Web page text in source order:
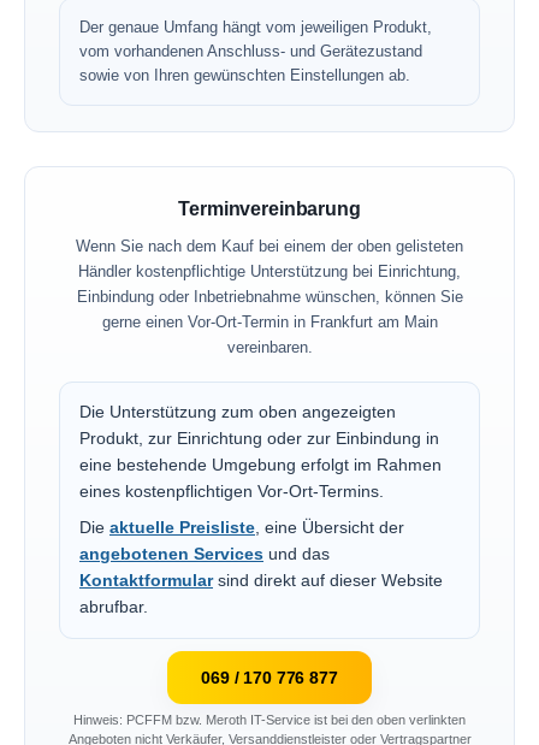
Der genaue Umfang hängt vom jeweiligen Produkt,
vom vorhandenen Anschluss- und Gerätezustand
sowie von Ihren gewünschten Einstellungen ab.
Terminvereinbarung
Wenn Sie nach dem Kauf bei einem der oben gelisteten
Händler kostenpflichtige Unterstützung bei Einrichtung,
Einbindung oder Inbetriebnahme wünschen, können Sie
gerne einen Vor-Ort-Termin in Frankfurt am Main
vereinbaren.
Die Unterstützung zum oben angezeigten
Produkt, zur Einrichtung oder zur Einbindung in
eine bestehende Umgebung erfolgt im Rahmen
eines kostenpflichtigen Vor-Ort-Termins.
Die aktuelle Preisliste, eine Übersicht der
angebotenen Services und das
Kontaktformularsind direkt auf dieser Website
abrufbar.
069 / 170 776 877
Hinweis: PCFFM bzw. Meroth IT-Service ist bei den oben verlinkten
Angeboten nicht Verkäufer, Versanddienstleister oder Vertragspartner